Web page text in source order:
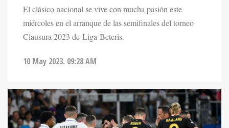
El clásico nacional se vive con mucha pasión este
miércoles en el arranque de las semifinales del torneo
Clausura 2023 de Liga Betcris.
10 May 2023. 09:28 AM